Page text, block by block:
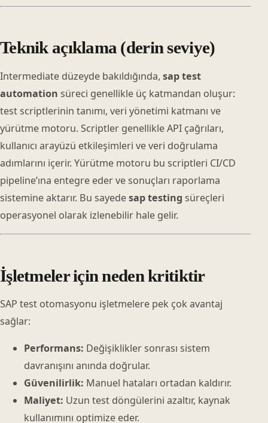
Teknik açıklama (derin seviye)
Intermediate düzeyde bakıldığında, sap test
automation süreci genellikle üç katmandan oluşur:
test scriptlerinin tanımı, veri yönetimi katmanı ve
yürütme motoru. Scriptler genellikle API çağrıları,
kullanıcı arayüzü etkileşimleri ve veri doğrulama
adımlarını içerir. Yürütme motoru bu scriptleri CI/CD
pipeline’ına entegre eder ve sonuçları raporlama
sistemine aktarır. Bu sayedesap testing süreçleri
operasyonel olarak izlenebilir hale gelir.
İşletmeler için neden kritiktir
SAP test otomasyonu işletmelere pek çok avantaj
sağlar:
Performans: Değişiklikler sonrası sistem
davranışını anında doğrular.
Güvenilirlik: Manuel hataları ortadan kaldırır.
Maliyet: Uzun test döngülerini azaltır, kaynak
kullanımını optimize eder.